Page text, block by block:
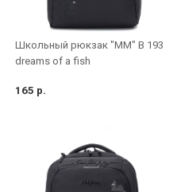
Школьный рюкзак "MM" B 193
dreams of a fish
165 р.